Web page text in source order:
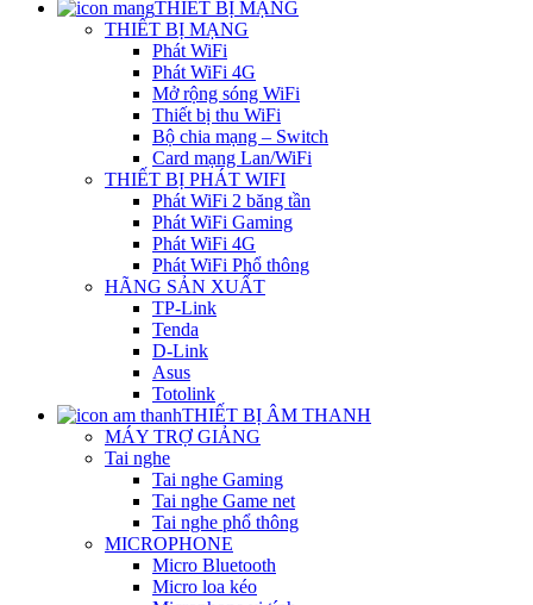
THIẾT BỊ MẠNG
THIẾT BỊ MẠNG
Phát WiFi
Phát WiFi 4G
Mở rộng sóng WiFi
Thiết bị thu WiFi
Bộ chia mạng – Switch
Card mạng Lan/WiFi
THIẾT BỊ PHÁT WIFI
Phát WiFi 2 băng tần
Phát WiFi Gaming
Phát WiFi 4G
Phát WiFi Phổ thông
HÃNG SẢN XUẤT
TP-Link
Tenda
D-Link
Asus
Totolink
THIẾT BỊ ÂM THANH
MÁY TRỢ GIẢNG
Tai nghe
Tai nghe Gaming
Tai nghe Game net
Tai nghe phổ thông
MICROPHONE
Micro Bluetooth
Micro loa kéo